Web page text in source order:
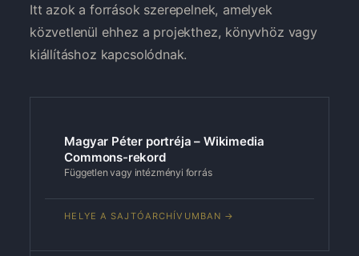
Itt azok a források szerepelnek, amelyek
közvetlenül ehhez a projekthez, könyvhöz vagy
kiállításhoz kapcsolódnak.
Magyar Péter portréja – Wikimedia
Commons-rekord
Független vagy intézményi forrás
HELYE A SAJTÓARCHÍVUMBAN →